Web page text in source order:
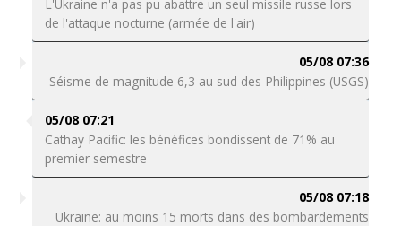
L'Ukraine n'a pas pu abattre un seul missile russe lors
de l'attaque nocturne (armée de l'air)
05/08 07:36
Séisme de magnitude 6,3 au sud des Philippines (USGS)
05/08 07:21
Cathay Pacific: les bénéfices bondissent de 71% au
premier semestre
05/08 07:18
Ukraine: au moins 15 morts dans des bombardements